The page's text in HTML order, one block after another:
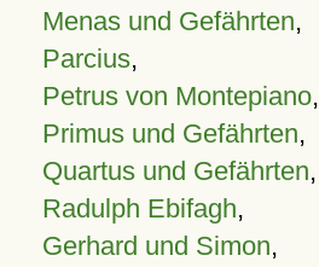
Menas und Gefährten,
Parcius,
Petrus von Montepiano,
Primus und Gefährten,
Quartus und Gefährten,
Radulph Ebifagh,
Gerhard und Simon,